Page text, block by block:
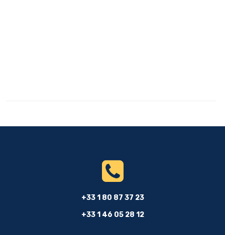
+33 1 80 87 37 23
+33 1 46 05 28 12